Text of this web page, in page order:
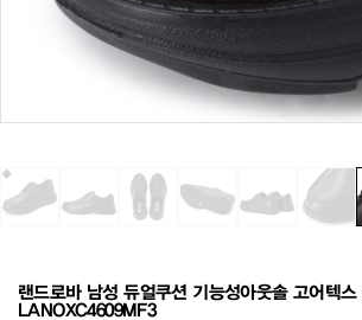
랜드로바 남성 듀얼쿠션 기능성아웃솔 고어텍스
LANOXC4609MF3